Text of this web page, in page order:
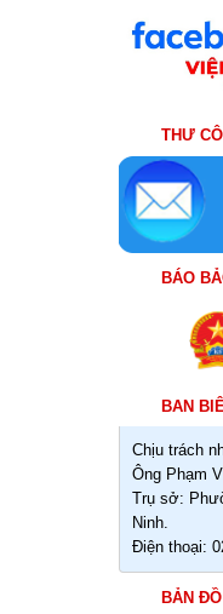
THƯ
BÁO
BAN
Chịu trách
Ông Phạm
Trụ sở:
Ninh.
Điện thoại:
BẢN